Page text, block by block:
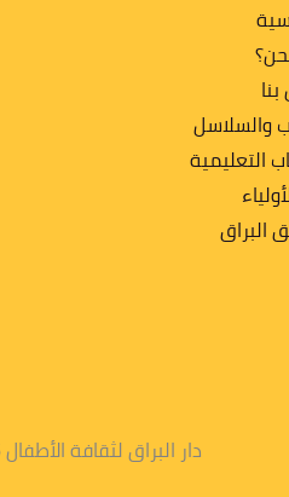
والسلاسل
التعليمية
البراق
دار البراق لثقافة الأطفال 2026-2003 © Copyright